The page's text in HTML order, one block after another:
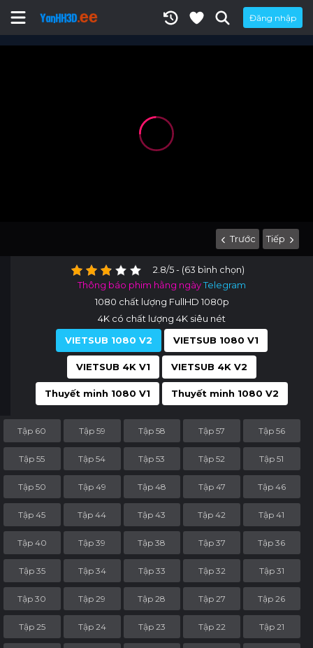
Đăng nhập
Trước Tiếp
2.8/5 - (63 bình chọn)
Thông báo phim hằng ngàyTelegram
1080 chất lượng FullHD 1080p
4K có chất lượng 4K siêu nét
VIETSUB 1080 V2
VIETSUB 1080 V1
VIETSUB 4K V1 VIETSUB 4K V2
Thuyết minh 1080 V1 Thuyết minh 1080 V2
Tập 60 Tập 59 Tập 58 Tập 57 Tập 56
Tập 55 Tập 54 Tập 53 Tập 52 Tập 51
Tập 50 Tập 49 Tập 48 Tập 47 Tập 46
Tập 45 Tập 44 Tập 43 Tập 42 Tập 41
Tập 40 Tập 39 Tập 38 Tập 37 Tập 36
Tập 35 Tập 34 Tập 33 Tập 32 Tập 31
Tập 30 Tập 29 Tập 28 Tập 27 Tập 26
Tập 25 Tập 24 Tập 23 Tập 22 Tập 21